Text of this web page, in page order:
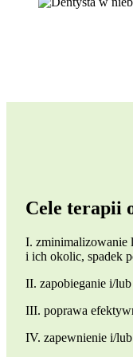
Cele terapii
I. zminimalizowanie
i ich okolic, spadek
II. zapobieganie i/
III. poprawa
IV. zapewnienie i/